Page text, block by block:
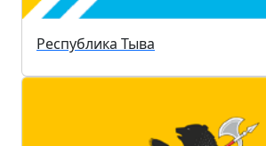
Республика Тыва